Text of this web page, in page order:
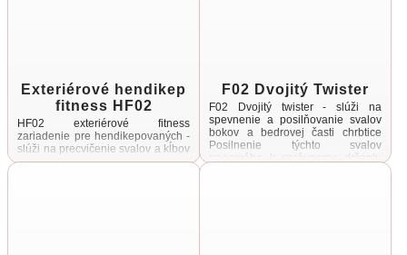
Exteriérové hendikep
fitness HF02
HF02 exteriérové fitness
zariadenie pre hendikepovaných -
slúži na precvičenie svalov a kĺbov
horných končatín od ramien, cez
F02 Dvojitý Twister
F02 Dvojitý twister - slúži na
spevnenie a posilňovanie svalov
bokov a bedrovej časti chrbtice
Posilnenie týchto svalov
napomáha k správnemu držaniu